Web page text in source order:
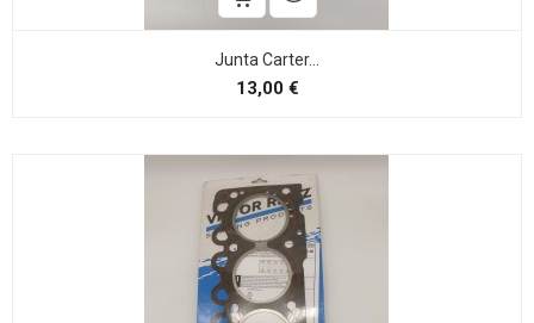
Junta Carter...
13,00 €Precio